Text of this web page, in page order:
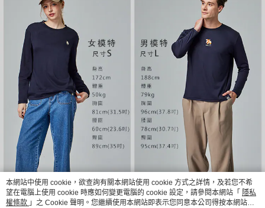
本網站中使用 cookie，欲查詢有關本網站使用 cookie 方式之詳情，及若您不希
望在電腦上使用 cookie 時應如何變更電腦的 cookie 設定，請參閱本網站「 隱私
權條款 」之 Cookie 聲明。您繼續使用本網站即表示您同意本公司得按本網站使